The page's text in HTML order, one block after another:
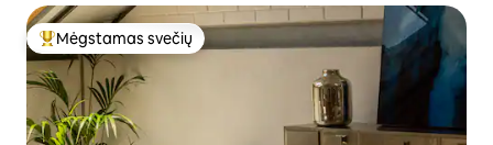
Svečių mėgstamiausias
Mėgstamas svečių